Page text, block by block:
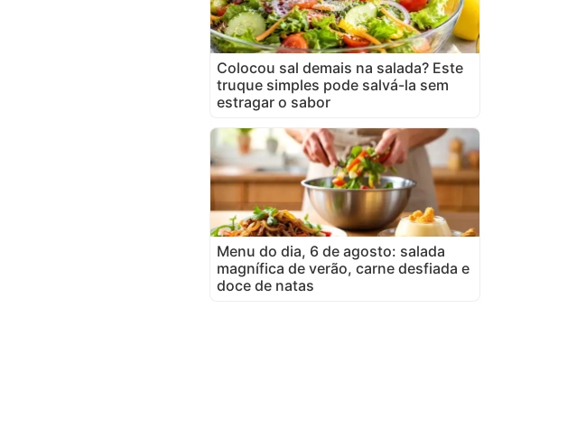
Colocou sal demais na salada? Este
truque simples pode salvá-la sem
estragar o sabor
Menu do dia, 6 de agosto: salada
magnífica de verão, carne desfiada e
doce de natas